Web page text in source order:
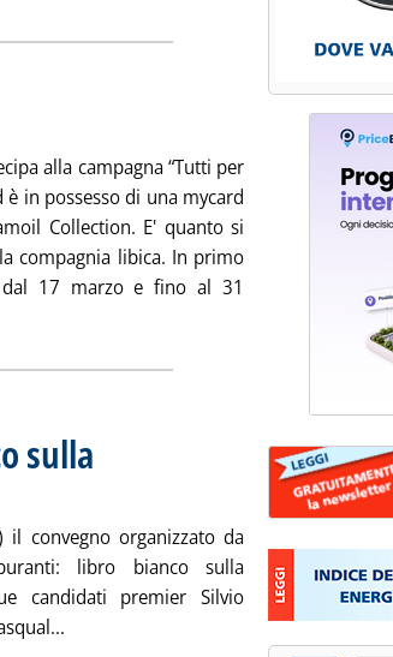
alla campagna “Tutti per
è in possesso di una mycard
Collection. E' quanto si
compagnia libica. In primo
17 marzo e fino al 31
la notizia: 'Tamoil, nuovi premi e bonus'
sulla
convegno organizzato da
libro bianco sulla
candidati premier Silvio
Leggi tutta la notizia: 'Rete p.v., il 3